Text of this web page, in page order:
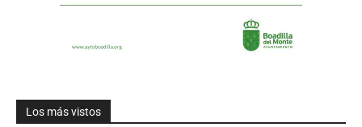
Los más vistos